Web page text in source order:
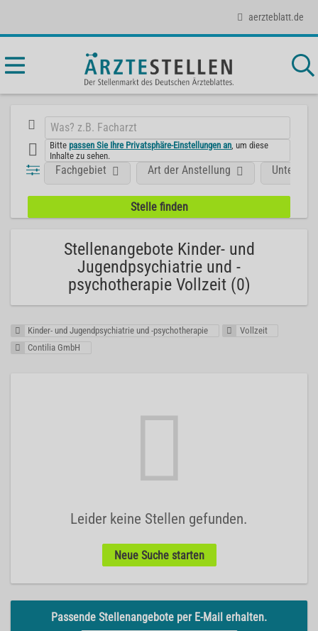
aerzteblatt.de
Bittepassen Sie Ihre Privatsphäre-Einstellungen an , um diese
Inhalte zu sehen.
Fachgebiet Art der Anstellung
Stellenangebote Kinder- und
Jugendpsychiatrie und -
psychotherapie Vollzeit (0)
Kinder- und Jugendpsychiatrie und -psychotherapie
Vollzeit
Contilia GmbH
Leider keine Stellen gefunden.
Neue Suche starten
Passende Stellenangebote per E-Mail erhalten.